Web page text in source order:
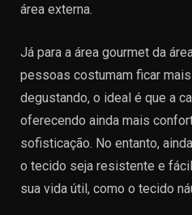
área externa.
Já para a área gourmet da
pessoas costumam ficar
degustando, o ideal é que a
oferecendo ainda mais
sofisticação. No entanto,
o tecido seja resistente e
sua vida útil, como o tecido